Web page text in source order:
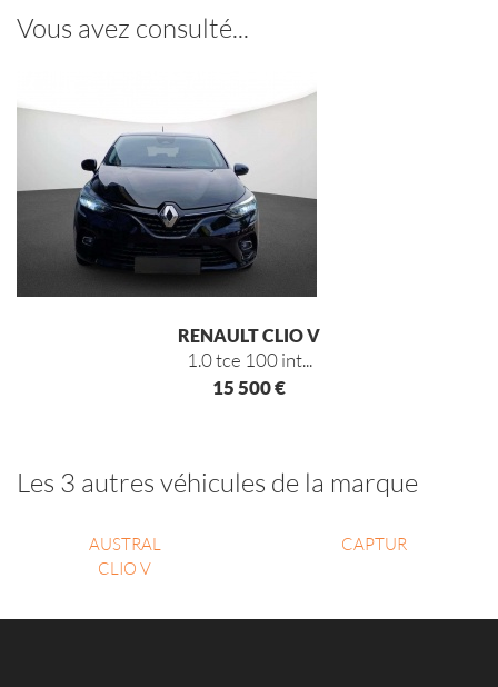
Vous avez consulté...
RENAULT CLIO V
1.0 tce 100 int...
15 500 €
Les 3 autres véhicules de la marque
AUSTRAL
CAPTUR
CLIO V